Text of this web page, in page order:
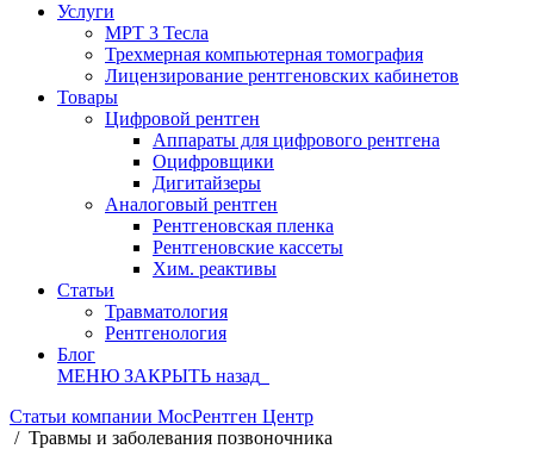
Услуги
МРТ 3 Тесла
Трехмерная компьютерная томография
Лицензирование рентгеновских кабинетов
Товары
Цифровой рентген
Аппараты для цифрового рентгена
Оцифровщики
Дигитайзеры
Аналоговый рентген
Рентгеновская пленка
Рентгеновские кассеты
Хим. реактивы
Статьи
Травматология
Рентгенология
Блог
МЕНЮ ЗАКРЫТЬ назад
Статьи компании МосРентген Центр
/ Травмы и заболевания позвоночника